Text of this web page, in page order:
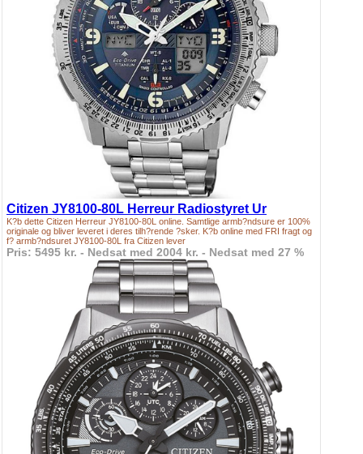
Citizen JY8100-80L Herreur Radiostyret Ur
K?b dette Citizen Herreur JY8100-80L online. Samtlige armb?ndsure er 100%
originale og bliver leveret i deres tilh?rende ?sker. K?b online med FRI fragt og
f? armb?ndsuret JY8100-80L fra Citizen lever
Pris: 5495 kr. - Nedsat med 2004 kr. - Nedsat med 27 %